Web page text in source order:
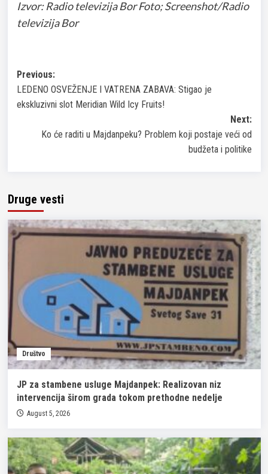
Izvor: Radio televizija Bor Foto; Screenshot/Radio
televizija Bor
Post
navigation
Previous:
LEDENO OSVEŽENJE I VATRENA ZABAVA: Stigao je
ekskluzivni slot Meridian Wild Icy Fruits!
Next:
Ko će raditi u Majdanpeku? Problem koji postaje veći od
budžeta i politike
Druge vesti
Društvo
JP za stambene usluge Majdanpek: Realizovan niz
intervencija širom grada tokom prethodne nedelje
August 5, 2026